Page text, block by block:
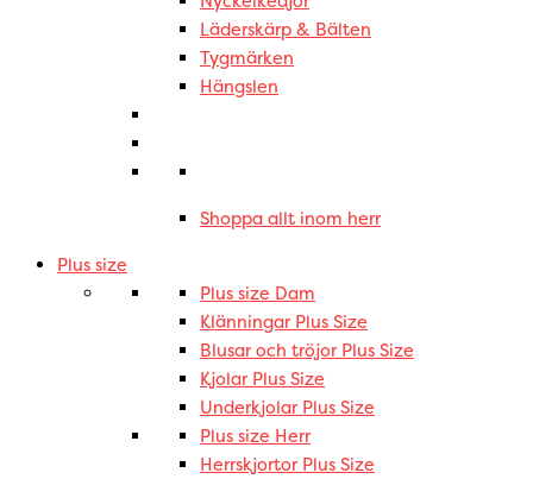
Läderskärp & Bälten
Tygmärken
Hängslen
Shoppa allt inom herr
Plus size
Plus size Dam
Klänningar Plus Size
Blusar och tröjor Plus Size
Kjolar Plus Size
Underkjolar Plus Size
Plus size Herr
Herrskjortor Plus Size